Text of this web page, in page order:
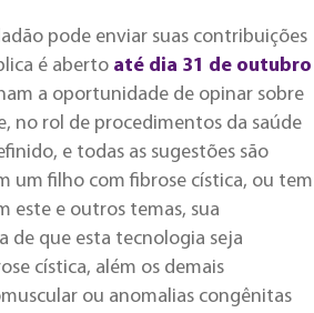
pode enviar suas contribuições
é aberto até dia 31 de outubro
a oportunidade de opinar sobre
no rol de procedimentos da saúde
e todas as sugestões são
um filho com fibrose cística, ou tem
este e outros temas, sua
que esta tecnologia seja
cística, além os demais
ou anomalias congênitas